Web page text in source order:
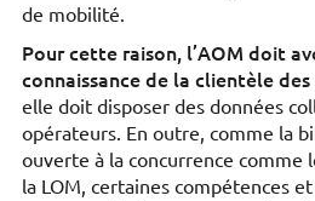
de mobilité.
Pour cette raison, l’AOM doit
connaissance de la clientèle
elle doit disposer des données
opérateurs. En outre, comme la
ouverte à la concurrence comme
la LOM, certaines compétences